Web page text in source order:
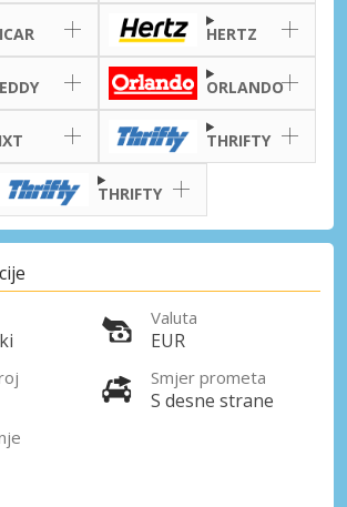
HERTZ
ORLANDO
THRIFTY
THRIFTY
Valuta
EUR
Smjer prometa
S desne strane
popusti
ekskluzivnim ponudama naših
Prijava putem eLinka